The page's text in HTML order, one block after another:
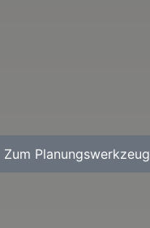
Zum Planungswerkzeug